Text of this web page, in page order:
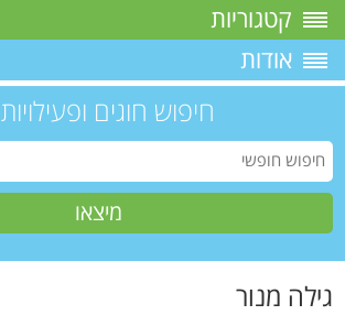
קטגוריות
אודות
חיפוש חוגים ופעילויות
גילה מנור